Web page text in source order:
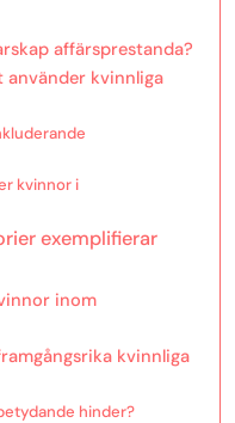
affärsprestanda?
kvinnliga
kvinnor i
exemplifierar
inom
kvinnliga
hinder?